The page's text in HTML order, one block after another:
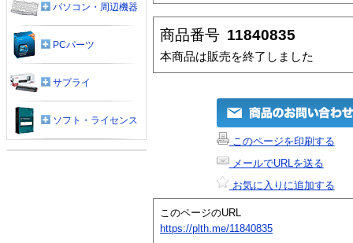
商品番号 11840835
本商品は販売を終了しました
このページを印刷する
メールでURLを送る
お気に入りに追加する
このページのURL
https://plth.me/11840835
パソコン・周辺機器
PCパーツ
サプライ
ソフト・ライセンス